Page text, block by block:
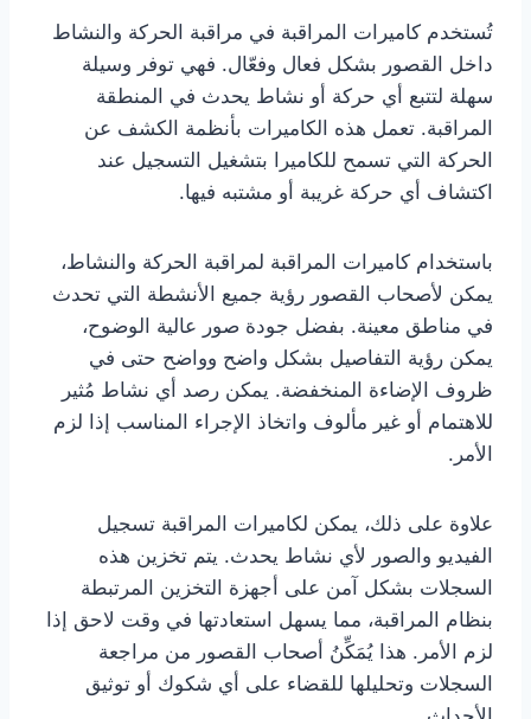
تُستخدم كاميرات المراقبة في مراقبة الحركة والنشاط
داخل القصور بشكل فعال وفعّال. فهي توفر وسيلة
سهلة لتتبع أي حركة أو نشاط يحدث في المنطقة
المراقبة. تعمل هذه الكاميرات بأنظمة الكشف عن
الحركة التي تسمح للكاميرا بتشغيل التسجيل عند
اكتشاف أي حركة غريبة أو مشتبه فيها.
باستخدام كاميرات المراقبة لمراقبة الحركة والنشاط،
يمكن لأصحاب القصور رؤية جميع الأنشطة التي تحدث
في مناطق معينة. بفضل جودة صور عالية الوضوح،
يمكن رؤية التفاصيل بشكل واضح وواضح حتى في
ظروف الإضاءة المنخفضة. يمكن رصد أي نشاط مُثير
للاهتمام أو غير مألوف واتخاذ الإجراء المناسب إذا لزم
الأمر.
علاوة على ذلك، يمكن لكاميرات المراقبة تسجيل
الفيديو والصور لأي نشاط يحدث. يتم تخزين هذه
السجلات بشكل آمن على أجهزة التخزين المرتبطة
بنظام المراقبة، مما يسهل استعادتها في وقت لاحق إذا
لزم الأمر. هذا يُمَكِّنُ أصحاب القصور من مراجعة
السجلات وتحليلها للقضاء على أي شكوك أو توثيق